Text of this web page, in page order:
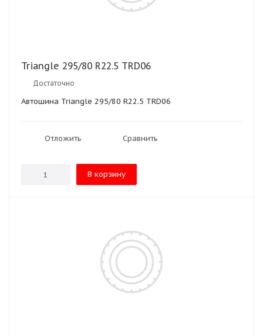
Triangle 295/80 R22.5 TRD06
Достаточно
Автошина Triangle 295/80 R22.5 TRD06
Отложить Сравнить
В корзину